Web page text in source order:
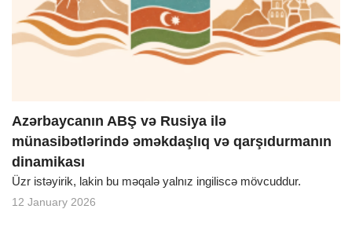
Azərbaycanın ABŞ və Rusiya ilə
münasibətlərində əməkdaşlıq və qarşıdurmanın
dinamikası
Üzr istəyirik, lakin bu məqalə yalnız ingiliscə mövcuddur.
12 January 2026